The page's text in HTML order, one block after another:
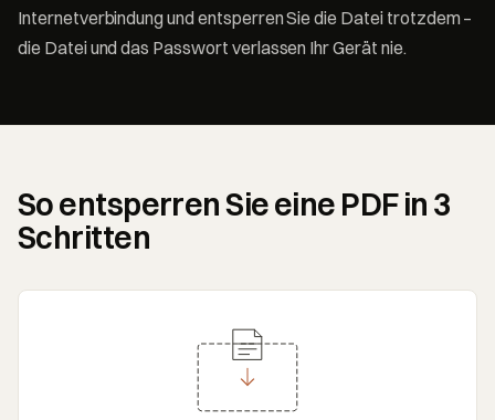
Internetverbindung und entsperren Sie die Datei trotzdem –
die Datei und das Passwort verlassen Ihr Gerät nie.
So entsperren Sie eine PDF in 3
Schritten